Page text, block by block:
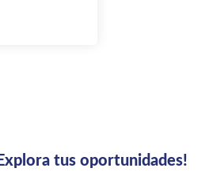
Explora tus oportunidades!